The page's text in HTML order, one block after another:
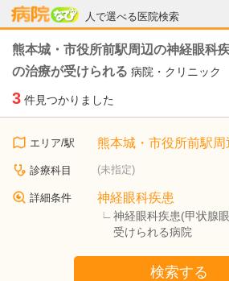
人で選べる医院検索
病院なび
熊本城・市役所前駅周辺の神経眼科
の治療が受けられる 病院・クリニック
3 件見つかりました
エリア/駅 熊本城・市役所前駅周
診療科目 (未指定)
詳細条件 神経眼科疾患
神経眼科疾患(甲状腺
受けられる病院
検索する